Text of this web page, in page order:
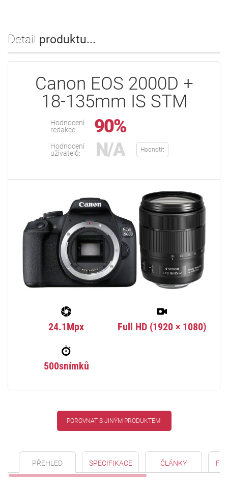
Detail produktu...
Canon EOS 2000D +
18-135mm IS STM
Hodnocení
redakce:
90%
Hodnocení
uživatelů:
N/A Hodnotit
24.1Mpx Full HD (1920 × 1080)
500snímků
POROVNAT S JINÝM PRODUKTEM
PŘEHLED SPECIFIKACE ČLÁNKY